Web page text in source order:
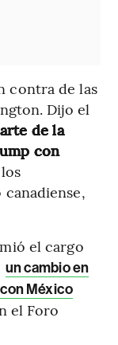
contra de las
Dijo el
de la
con
el cargo
un cambio en
México
el Foro